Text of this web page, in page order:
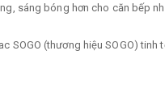
sáng bóng hơn cho căn bếp
SOGO (thương hiệu SOGO)